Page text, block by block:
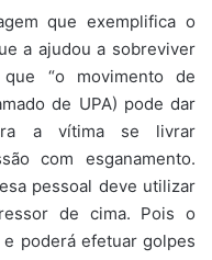
que exemplifica o
a ajudou a sobreviver
“o movimento de
de UPA) pode dar
a vítima se livrar
com esganamento.
pessoal deve utilizar
de cima. Pois o
poderá efetuar golpes